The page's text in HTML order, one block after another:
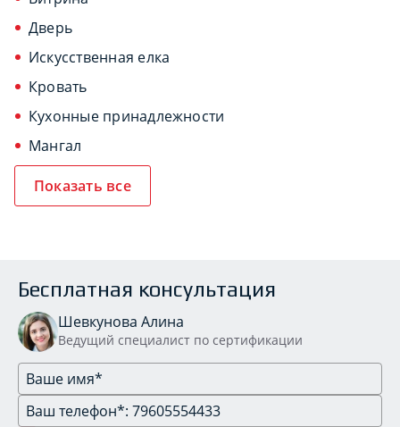
Дверь
Искусственная елка
Кровать
Кухонные принадлежности
Мангал
Показать все
Бесплатная консультация
Шевкунова Алина
Ведущий специалист по сертификации